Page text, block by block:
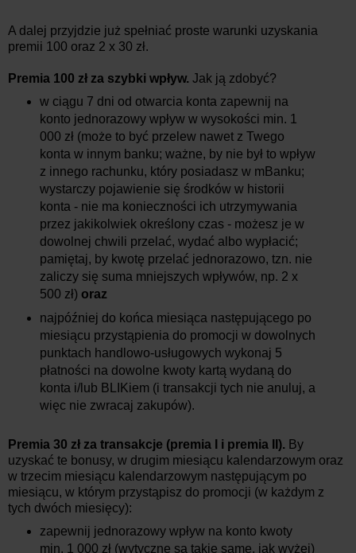
A dalej przyjdzie już spełniać proste warunki uzyskania
premii 100 oraz 2 x 30 zł.
Premia 100 zł za szybki wpływ. Jak ją zdobyć?
w ciągu 7 dni od otwarcia konta zapewnij na
konto jednorazowy wpływ w wysokości min. 1
000 zł (może to być przelew nawet z Twego
konta w innym banku; ważne, by nie był to wpływ
z innego rachunku, który posiadasz w mBanku;
wystarczy pojawienie się środków w historii
konta - nie ma konieczności ich utrzymywania
przez jakikolwiek określony czas - możesz je w
dowolnej chwili przelać, wydać albo wypłacić;
pamiętaj, by kwotę przelać jednorazowo, tzn. nie
zaliczy się suma mniejszych wpływów, np. 2 x
500 zł) oraz
najpóźniej do końca miesiąca następującego po
miesiącu przystąpienia do promocji w dowolnych
punktach handlowo-usługowych wykonaj 5
płatności na dowolne kwoty kartą wydaną do
konta i/lub BLIKiem (i transakcji tych nie anuluj, a
więc nie zwracaj zakupów).
Premia 30 zł za transakcje (premia I i premia II). By
uzyskać te bonusy, w drugim miesiącu kalendarzowym oraz
w trzecim miesiącu kalendarzowym następującym po
miesiącu, w którym przystąpisz do promocji (w każdym z
tych dwóch miesięcy):
zapewnij jednorazowy wpływ na konto kwoty
min. 1 000 zł (wytyczne są takie same, jak wyżej)